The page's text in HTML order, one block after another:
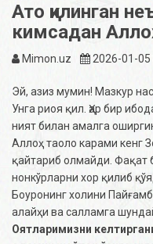
Ато қилинган
кимсадан
Mimon.uz 2026-01-05
Эй, азиз мумин! Мазкур
Унга риоя қил. Ҳар бир
ният билан амалга
Аллоҳ таоло карами кенг
қайтариб олмайди. Фақат
нонкўрларни хор қилиб
Боуронинг холини
алайҳи ва салламга
Оятларимизни